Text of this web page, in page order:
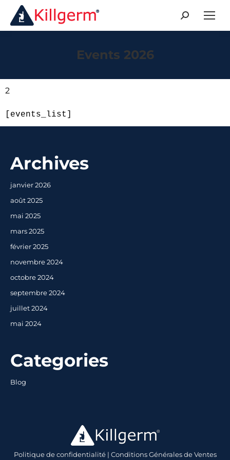
Events 2026
2
[events_list]
Archives
janvier 2026
août 2025
mai 2025
mars 2025
février 2025
novembre 2024
octobre 2024
septembre 2024
juillet 2024
mai 2024
Categories
Blog
Politique de confidentialité| Conditions Générales de Ventes